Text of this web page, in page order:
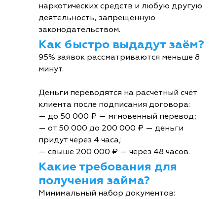
наркотических средств и любую другую
деятельность, запрещённую
законодательством.
Как быстро выдадут заём?
95% заявок рассматриваются меньше 8
минут.
Деньги переводятся на расчётный счёт
клиента после подписания договора:
— до 50 000 ₽ — мгновенный перевод;
— от 50 000 до 200 000 ₽ — деньги
придут через 4 часа;
— свыше 200 000 ₽ — через 48 часов.
Какие требования для
получения займа?
Минимальный набор документов: